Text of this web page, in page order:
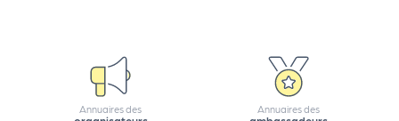
Annuaires des Annuaires des